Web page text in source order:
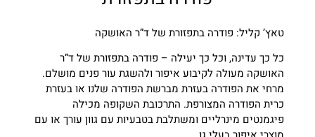
טאץ’ קליל: פודרה בתפזורת של ד”ר האושקה
כל כך עדינה, וכל כך יעילה – פודרה בתפזורת של ד”ר
האושקה מעולה לקיבוע איפור ולהשגת עור פנים מושלם.
מרחי את הפודרה בעזרת מברשת הפודרה שלנו או בעזרת
כרית הפודרה המצורפת. התרכובת השקופה מכילה
פיגמנטים מינרליים ומשתלבת בטבעיות עם גוון עורך או עם